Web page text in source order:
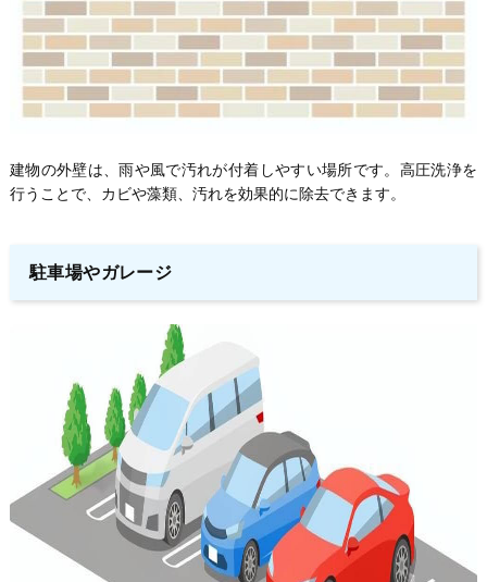
建物の外壁は、雨や風で汚れが付着しやすい場所です。高圧洗浄を
行うことで、カビや藻類、汚れを効果的に除去できます。
駐車場やガレージ